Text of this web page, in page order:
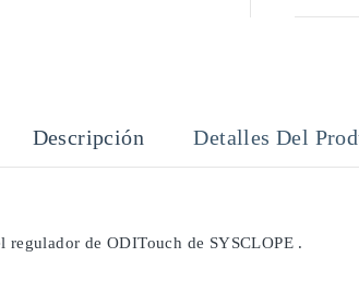
Descripción Detalles Del
regulador de ODITouch de SYSCLOPE .